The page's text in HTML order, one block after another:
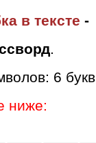
в тексте -
.
6 букв
ниже: